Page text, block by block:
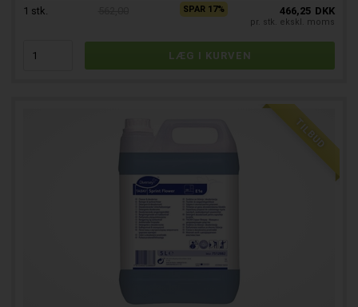
1 stk. SPAR 17% 466,25 DKK
pr. stk. ekskl. moms
TILBUD